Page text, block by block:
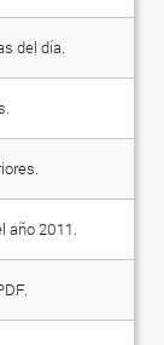
del día.
2011.